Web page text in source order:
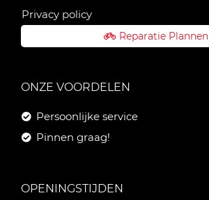
Privacy policy
Reparatie Plannen
ONZE VOORDELEN
Persoonlijke service
Pinnen graag!
OPENINGSTIJDEN